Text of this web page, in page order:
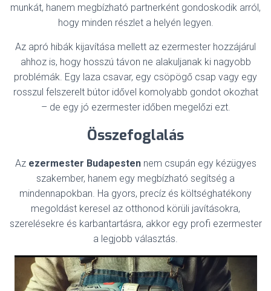
munkát, hanem megbízható partnerként gondoskodik arról,
hogy minden részlet a helyén legyen.
Az apró hibák kijavítása mellett az ezermester hozzájárul
ahhoz is, hogy hosszú távon ne alakuljanak ki nagyobb
problémák. Egy laza csavar, egy csöpögő csap vagy egy
rosszul felszerelt bútor idővel komolyabb gondot okozhat
– de egy jó ezermester időben megelőzi ezt.
Összefoglalás
Azezermester Budapestennem csupán egy kézügyes
szakember, hanem egy megbízható segítség a
mindennapokban. Ha gyors, precíz és költséghatékony
megoldást keresel az otthonod körüli javításokra,
szerelésekre és karbantartásra, akkor egy profi ezermester
a legjobb választás.